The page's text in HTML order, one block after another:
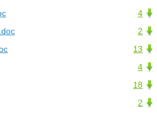
4
2
13
4
18
2